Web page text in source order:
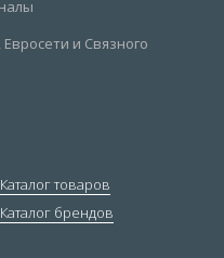
Каталог товаров
Каталог брендов